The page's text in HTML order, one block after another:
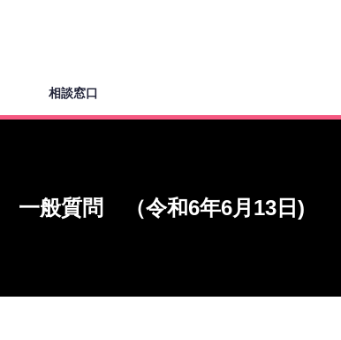
相談窓口
般質問 （令和6年6月13日)